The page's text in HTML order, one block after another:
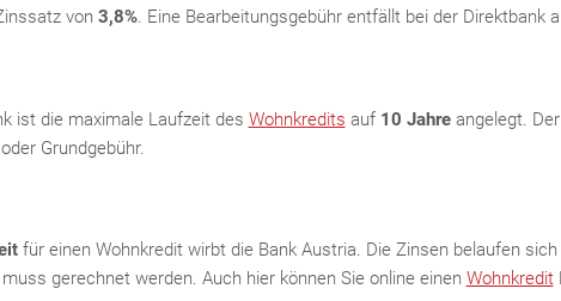
von 3,8%. Eine Bearbeitungsgebühr entfällt bei der Direktbank
ist die maximale Laufzeit des Wohnkredits auf 10 Jahreangelegt.
Grundgebühr.
für einen Wohnkredit wirbt die Bank Austria. Die Zinsen belaufen sich
gerechnet werden. Auch hier können Sie online einen Wohnkredit